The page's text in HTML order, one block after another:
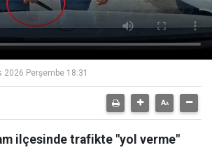
2026 Perşembe 18:31
ilçesinde trafikte "yol verme"